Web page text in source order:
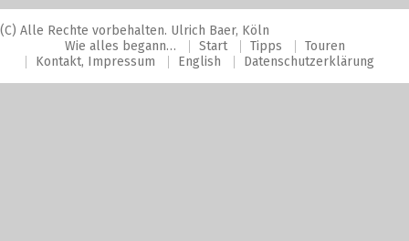
(C) Alle Rechte vorbehalten. Ulrich Baer, Köln
Wie alles begann…
Start Tipps
Touren
Kontakt, Impressum
English Datenschutzerklärung